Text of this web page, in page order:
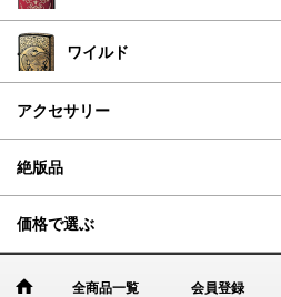
ワイルド
アクセサリー
絶版品
価格で選ぶ
全商品一覧 会員登録